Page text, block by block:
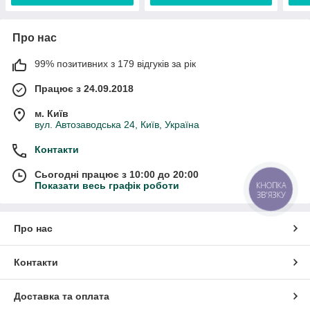
Про нас
99% позитивних з 179 відгуків за рік
Працює з 24.09.2018
м. Київ
вул. Автозаводська 24, Київ, Україна
Контакти
Сьогодні працює з 10:00 до 20:00
Показати весь графік роботи
Про нас
Контакти
Доставка та оплата
КНОПКА
ЗВ'ЯЗКУ